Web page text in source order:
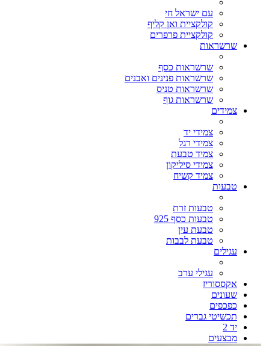
עם ישראל חי
קולקציית ואן קליף
קולקציית פרפרים
שרשראות
שרשראות כסף
שרשראות פנינים ואבנים
שרשראות טניס
שרשראות גוף
צמידים
צמידי יד
צמידי רגל
צמיד טבעת
צמידי סיליקון
צמיד קשיח
טבעות
טבעות זרת
טבעות כסף 925
טבעת עין
טבעת לבבות
עגילים
עגילי ערב
אקססוריז
שעונים
כפכפים
תכשיטי גברים
יד 2
מבצעים